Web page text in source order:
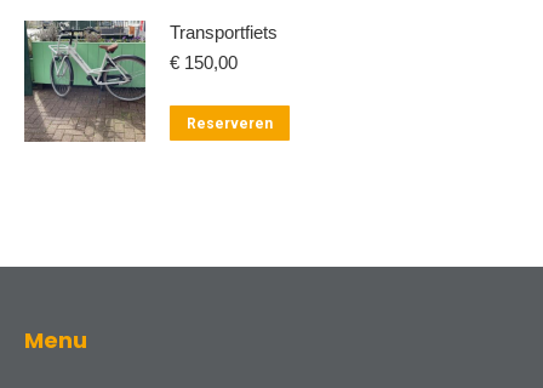
Transportfiets
€ 150,00
Reserveren
Menu